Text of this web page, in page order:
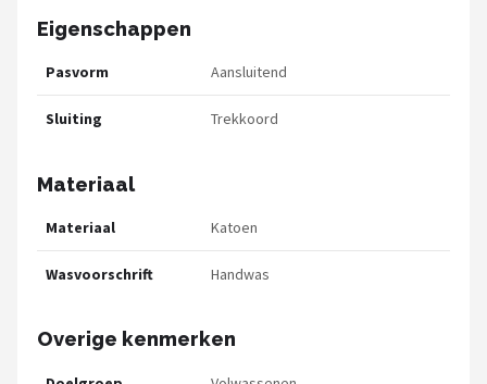
Eigenschappen
Pasvorm Aansluitend
Sluiting Trekkoord
Materiaal
Materiaal Katoen
Wasvoorschrift Handwas
Overige kenmerken